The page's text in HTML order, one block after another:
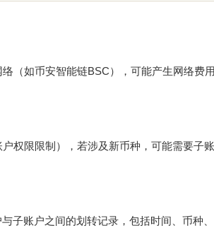
（如币安智能链BSC），可能产生网络费
权限限制），若涉及新币种，可能需要子
子账户之间的划转记录，包括时间、币种